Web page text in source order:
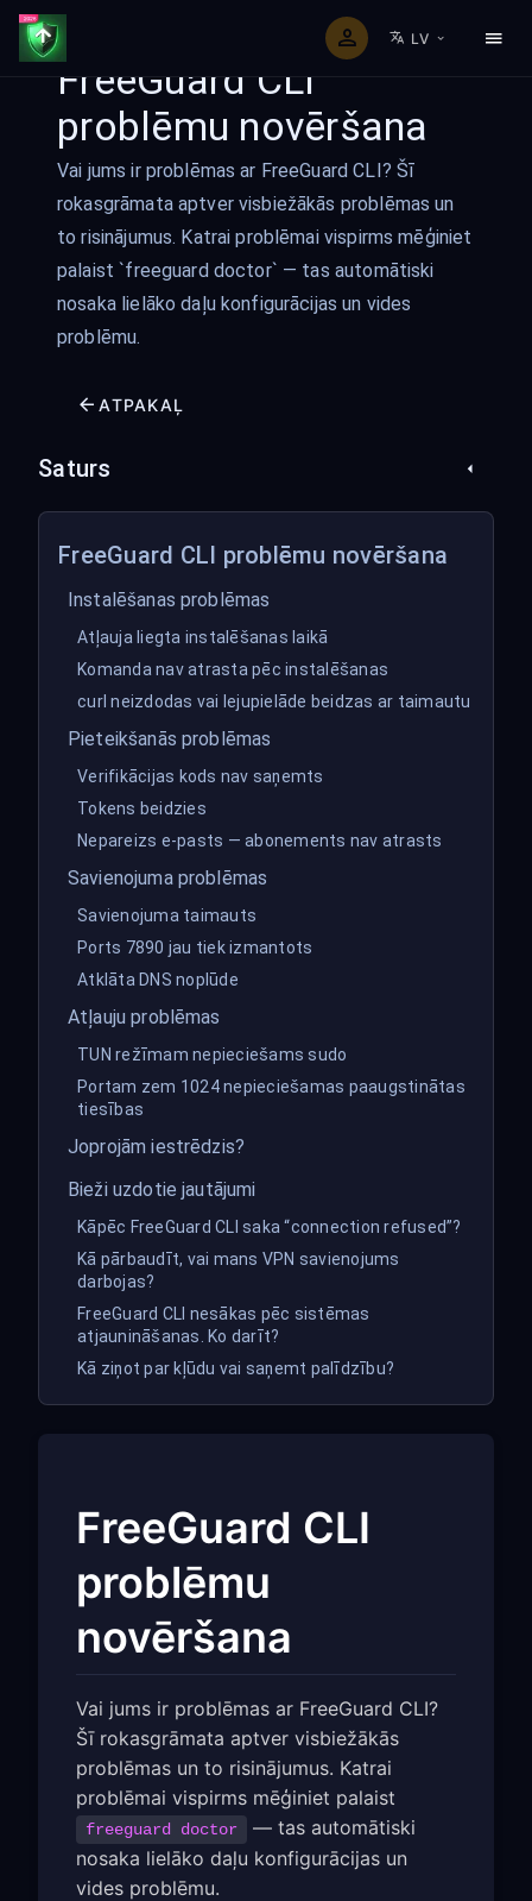
LV
FreeGuard CLI
problēmu novēršana
Vai jums ir problēmas ar FreeGuard CLI? Šī
rokasgrāmata aptver visbiežākās problēmas un
to risinājumus. Katrai problēmai vispirms mēģiniet
palaist `freeguard doctor` — tas automātiski
nosaka lielāko daļu konfigurācijas un vides
problēmu.
ATPAKAĻ
Saturs
FreeGuard CLI problēmu novēršana
Instalēšanas problēmas
Atļauja liegta instalēšanas laikā
Komanda nav atrasta pēc instalēšanas
curl neizdodas vai lejupielāde beidzas ar taimautu
Pieteikšanās problēmas
Verifikācijas kods nav saņemts
Tokens beidzies
Nepareizs e-pasts — abonements nav atrasts
Savienojuma problēmas
Savienojuma taimauts
Ports 7890 jau tiek izmantots
Atklāta DNS noplūde
Atļauju problēmas
TUN režīmam nepieciešams sudo
Portam zem 1024 nepieciešamas paaugstinātas
tiesības
Joprojām iestrēdzis?
Bieži uzdotie jautājumi
Kāpēc FreeGuard CLI saka “connection refused”?
Kā pārbaudīt, vai mans VPN savienojums
darbojas?
FreeGuard CLI nesākas pēc sistēmas
atjaunināšanas. Ko darīt?
Kā ziņot par kļūdu vai saņemt palīdzību?
FreeGuard CLI
problēmu
novēršana
Vai jums ir problēmas ar FreeGuard CLI?
Šī rokasgrāmata aptver visbiežākās
problēmas un to risinājumus. Katrai
problēmai vispirms mēģiniet palaist
freeguard doctor
— tas automātiski
nosaka lielāko daļu konfigurācijas un
vides problēmu.